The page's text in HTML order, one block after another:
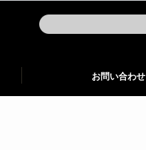
お問い合わせ